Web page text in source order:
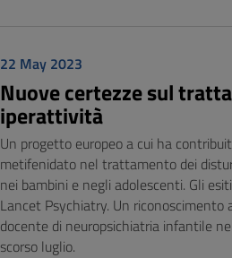
22 May 2023
Nuove certezze sul
iperattività
Un progetto europeo a cui ha
metifenidato nel trattamento dei
nei bambini e negli adolescenti. Gli
Lancet Psychiatry. Un riconoscimento
docente di neuropsichiatria infantile
scorso luglio.